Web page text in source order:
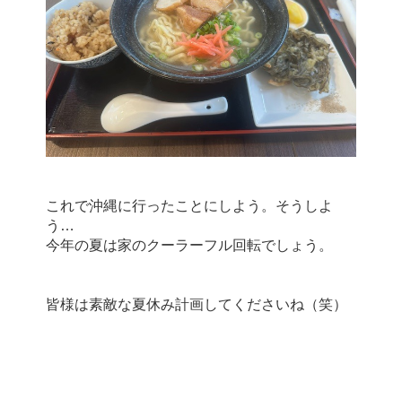
これで沖縄に行ったことにしよう。そうしよ
う…
今年の夏は家のクーラーフル回転でしょう。
皆様は素敵な夏休み計画してくださいね（笑）